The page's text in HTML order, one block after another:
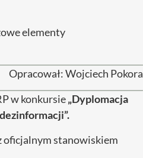
elementy
Opracował: Wojciech Pokora
w konkursie„Dyplomacja
oficjalnym stanowiskiem